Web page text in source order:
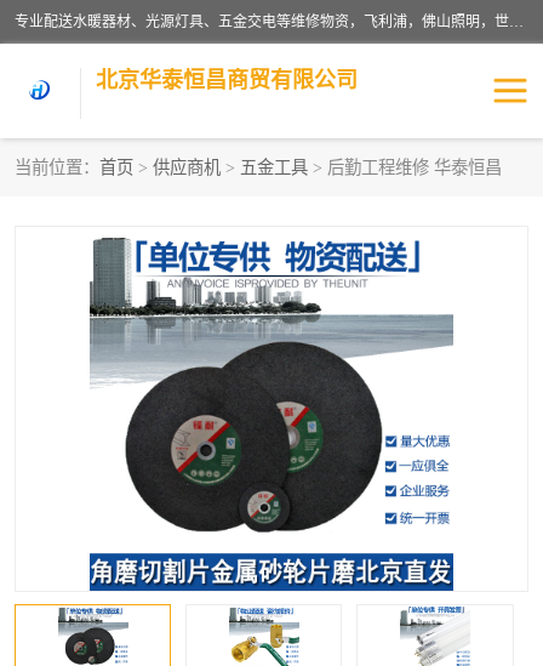
专业配送水暖器材、光源灯具、五金交电等维修物资，飞利浦，佛山照明，世达，博世，九牧，特陶等各产品涉及国内外知名品牌。公司专注与物业、学校、酒店、工厂等单位合作，提供一站式配送服务，降低客户综合成本。依托电子商务改变传统模式，以专业的团队为客户提供24H物资配送到达，货到月结、统一开票，便捷退换等服务，提高了企业的运营效率。
北京华泰恒昌商贸有限公司
当前位置： 首页 > 供应商机 > 五金工具 > 后勤工程维修 华泰恒昌
五金工具 涂料辅材